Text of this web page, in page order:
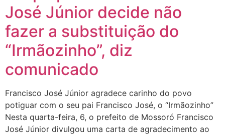
José Júnior decide não
fazer a substituição do
“Irmãozinho”, diz
comunicado
Francisco José Júnior agradece carinho do povo
potiguar com o seu pai Francisco José, o “Irmãozinho”
Nesta quarta-feira, 6, o prefeito de Mossoró Francisco
José Júnior divulgou uma carta de agradecimento ao